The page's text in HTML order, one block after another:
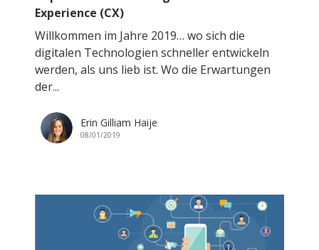
Experience (CX)
Willkommen im Jahre 2019… wo sich die
digitalen Technologien schneller entwickeln
werden, als uns lieb ist. Wo die Erwartungen
der...
Erin Gilliam Haije
08/01/2019